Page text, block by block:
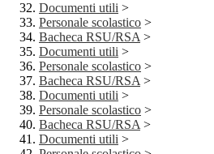
Documenti utili >
Personale scolastico >
Bacheca RSU/RSA >
Documenti utili >
Personale scolastico >
Bacheca RSU/RSA >
Documenti utili >
Personale scolastico >
Bacheca RSU/RSA >
Documenti utili >